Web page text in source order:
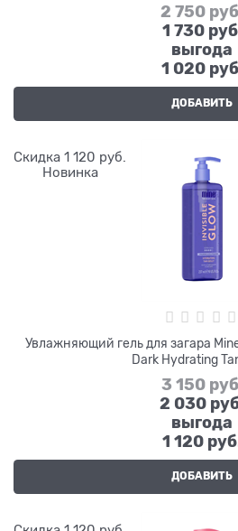
2 750
1 730
выгода
1 020
ДОБАВИТЬ
Скидка 1 120 руб.
Новинка
Увлажняющий гель для загара
Dark Hydrating
3 150
2 030
выгода
1 120
ДОБАВИТЬ